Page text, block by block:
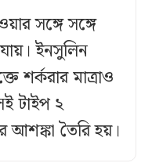
সঙ্গে সঙ্গে
ইনসুলিন
শর্করার মাত্রাও
টাইপ ২
আশঙ্কা তৈরি হয়।